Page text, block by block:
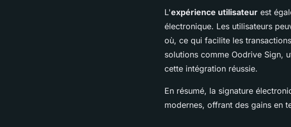
L'expérience utilisateur est
électronique. Les utilisateurs
où, ce qui facilite les
solutions comme Oodrive Sign,
cette intégration réussie.
En résumé, la signature
modernes, offrant des gains en